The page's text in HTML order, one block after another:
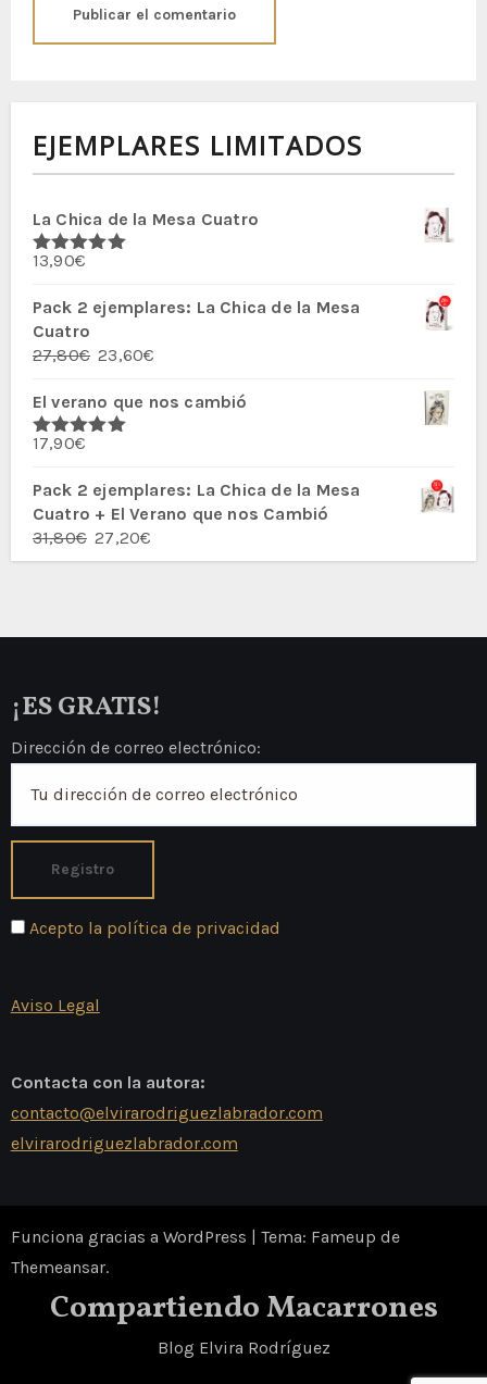
EJEMPLARES LIMITADOS
La Chica de la Mesa Cuatro
Valorado
5
13,90€
Pack 2 ejemplares: La Chica de la Mesa
Cuatro
27,80€ El
original
era:
23,60€
actual
El verano que nos cambió
Valorado
5
17,90€
Pack 2 ejemplares: La Chica de la Mesa
Cuatro + El Verano que nos Cambió
31,80€ El
precio
31,80€.
27,20€
precio
27,20€.
¡ES GRATIS!
Dirección de correo electrónico:
Acepto la política de privacidad
Aviso Legal
Contacta con la autora:
contacto@elvirarodriguezlabrador.com
elvirarodriguezlabrador.com
Funciona gracias a WordPress | Tema: Fameup de
Themeansar.
Compartiendo Macarrones
Blog Elvira Rodríguez